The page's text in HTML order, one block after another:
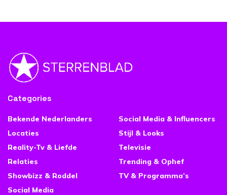
Categories
Bekende Nederlanders
Locaties
Reality-Tv & Liefde
Relaties
Showbizz & Roddel
Social Media
Social Media & Influencers
Stijl & Looks
Televisie
Trending & Ophef
TV & Programma’s